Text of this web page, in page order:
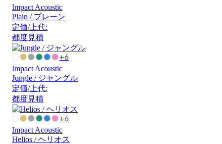
Impact Acoustic
Plain / プレーン
定価/上代:
都度見積
+6
Impact Acoustic
Jungle / ジャングル
定価/上代:
都度見積
+6
Impact Acoustic
Helios / ヘリオス